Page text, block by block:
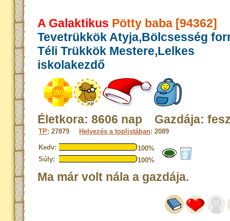
A Galaktikus Pötty baba [94362]
Tevetrükkök Atyja,Bölcsesség
Téli Trükkök Mestere,Lelkes
iskolakezdő
Életkora: 8606 nap Gazdája:
TP: 27879 Helyezés a toplistában: 2089
Kedv:
100%
Súly:
100%
Ma már volt nála a gazdája.